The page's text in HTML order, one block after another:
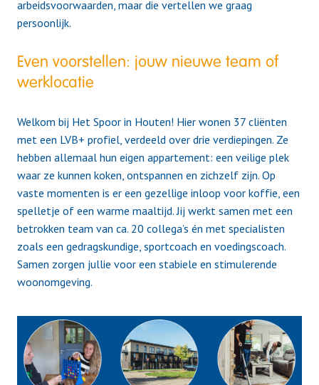
arbeidsvoorwaarden, maar die vertellen we graag
persoonlijk.
Even voorstellen: jouw nieuwe team of
werklocatie
Welkom bij Het Spoor in Houten! Hier wonen 37 cliënten
met een LVB+ profiel, verdeeld over drie verdiepingen. Ze
hebben allemaal hun eigen appartement: een veilige plek
waar ze kunnen koken, ontspannen en zichzelf zijn. Op
vaste momenten is er een gezellige inloop voor koffie, een
spelletje of een warme maaltijd. Jij werkt samen met een
betrokken team van ca. 20 collega’s én met specialisten
zoals een gedragskundige, sportcoach en voedingscoach.
Samen zorgen jullie voor een stabiele en stimulerende
woonomgeving.